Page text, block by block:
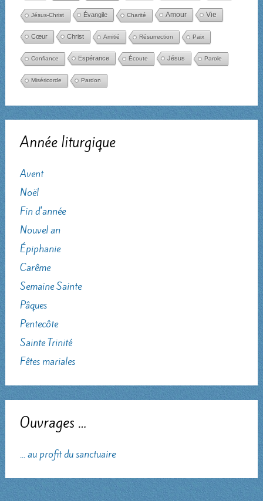
Jésus-Christ Évangile Charité Amour Vie
Cœur Christ Amitié Résurrection Paix
Confiance Espérance Écoute Jésus Parole
Miséricorde Pardon
Année liturgique
Avent
Noël
Fin d'année
Nouvel an
Épiphanie
Carême
Semaine Sainte
Pâques
Pentecôte
Sainte Trinité
Fêtes mariales
Ouvrages …
... au profit du sanctuaire